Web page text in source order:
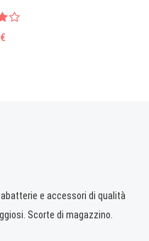
e accessori di qualità
Scorte di magazzino.